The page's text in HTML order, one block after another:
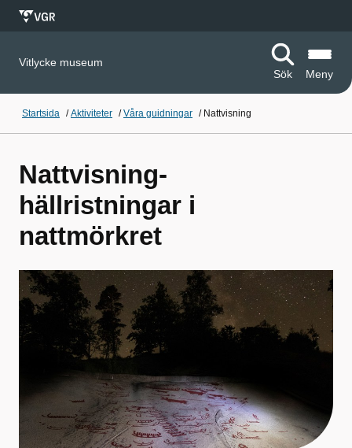
Vitlycke museum
Sök
Meny
Startsida /Aktiviteter /Våra guidningar / Nattvisning
Nattvisning-
hällristningar i
nattmörkret